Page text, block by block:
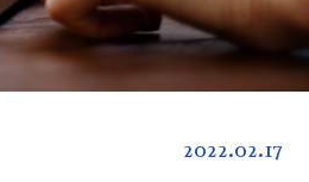
2022.02.17